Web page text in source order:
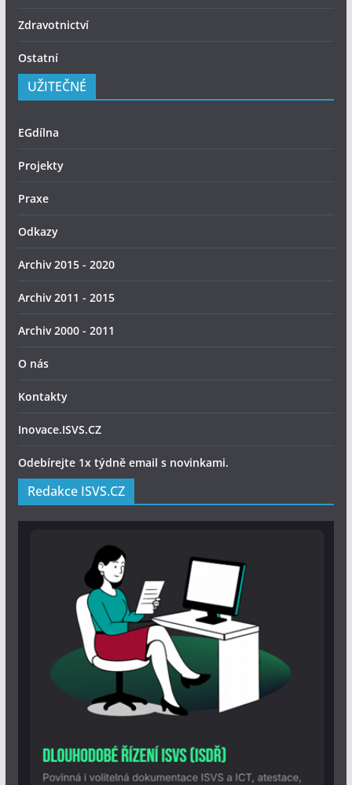
Zdravotnictví
Ostatní
UŽITEČNÉ
EGdílna
Projekty
Praxe
Odkazy
Archiv 2015 - 2020
Archiv 2011 - 2015
Archiv 2000 - 2011
O nás
Kontakty
Inovace.ISVS.CZ
Odebírejte 1x týdně email s novinkami.
Redakce ISVS.CZ